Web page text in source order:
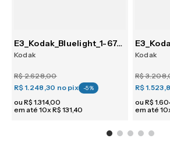
E3_Kodak_Bluelight_1-67_Premium_SV
Kodak
R$2.628,00
R$ 1.248,30 no pix -5%
ou R$ 1.314,00
em até 10xR$ 131,40
Kodak
R$3.208,
R$
ou R$ 1.
em até 10